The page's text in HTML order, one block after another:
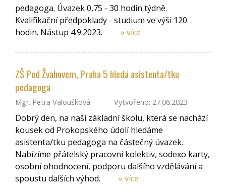
pedagoga. Úvazek 0,75 - 30 hodin týdně.
Kvalifikační předpoklady - studium ve výši 120
hodin. Nástup 4.9.2023.
» více
ZŠ Pod Žvahovem, Praha 5 hledá asistenta/tku
pedagoga
Mgr. Petra Valoušková Vytvořeno: 27.06.2023
Dobrý den, na naši základní školu, která se nachází
kousek od Prokopského údolí hledáme
asistenta/tku pedagoga na částečný úvazek.
Nabízíme přátelský pracovní kolektiv, sodexo karty,
osobní ohodnocení, podporu dalšího vzdělávání a
spoustu dalších výhod.
» více